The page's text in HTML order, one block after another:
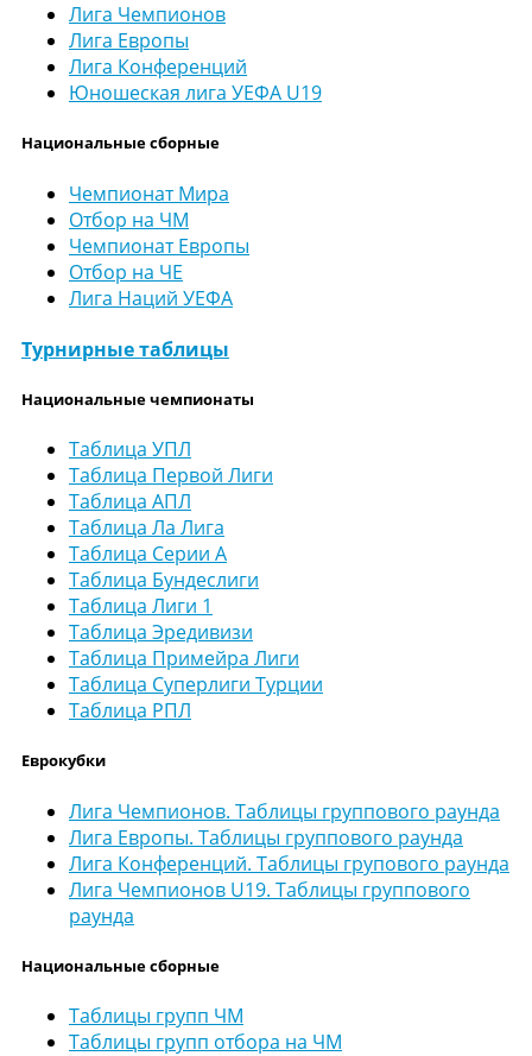
Лига Чемпионов
Лига Европы
Лига Конференций
Юношеская лига УЕФА U19
Национальные сборные
Чемпионат Мира
Отбор на ЧМ
Чемпионат Европы
Отбор на ЧЕ
Лига Наций УЕФА
Турнирные таблицы
Национальные чемпионаты
Таблица УПЛ
Таблица Первой Лиги
Таблица АПЛ
Таблица Ла Лига
Таблица Серии А
Таблица Бундеслиги
Таблица Лиги 1
Таблица Эредивизи
Таблица Примейра Лиги
Таблица Суперлиги Турции
Таблица РПЛ
Еврокубки
Лига Чемпионов. Таблицы группового раунда
Лига Европы. Таблицы группового раунда
Лига Конференций. Таблицы групового раунда
Лига Чемпионов U19. Таблицы группового
раунда
Национальные сборные
Таблицы групп ЧМ
Таблицы групп отбора на ЧМ